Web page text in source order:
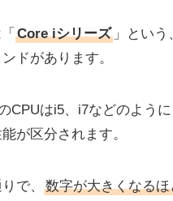
Core iシリーズ 」とい
ドがあります。
CPUはi5、i7などのよう
が区分されます。
りで、数字が大きくなる